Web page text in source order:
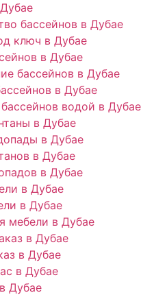
бассейнов в Дубае
ключ в Дубае
в Дубае
бассейнов в Дубае
в Дубае
водой в Дубае
в Дубае
в Дубае
в Дубае
в Дубае
в Дубае
в Дубае
мебели в Дубае
в Дубае
в Дубае
в Дубае
Дубае